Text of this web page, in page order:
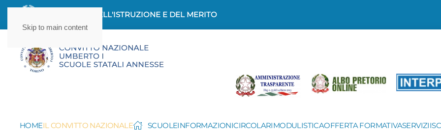
Skip to main content
MINISTERO DELL'ISTRUZIONE E DEL MERITO
HOMEIL CONVITTO NAZIONALE SCUOLEINFORMAZIONICIRCOLARIMODULISTICAOFFERTA FORMATIVASERVIZI